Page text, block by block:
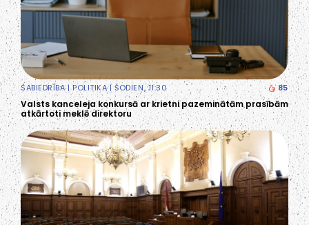
SABIEDRĪBA|POLITIKA| ŠODIEN, 11:30 85
Valsts kanceleja konkursā ar krietni pazeminātām prasībām
atkārtoti meklē direktoru